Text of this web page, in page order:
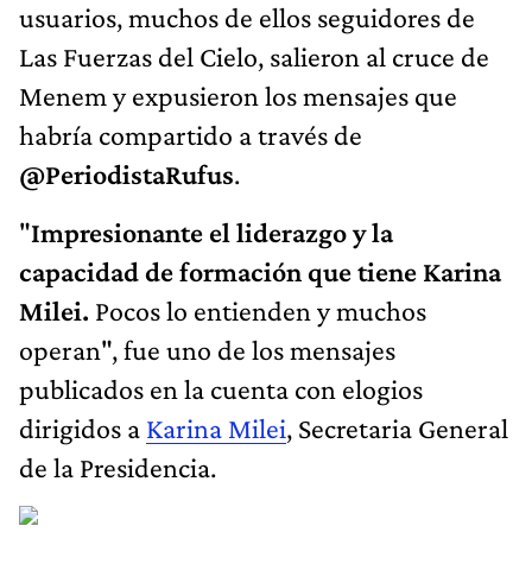
usuarios, muchos de ellos seguidores de
Las Fuerzas del Cielo, salieron al cruce de
Menem y expusieron los mensajes que
habría compartido a través de
@PeriodistaRufus.
"Impresionante el liderazgo y la
capacidad de formación que tiene Karina
Milei. Pocos lo entienden y muchos
operan", fue uno de los mensajes
publicados en la cuenta con elogios
dirigidos a Karina Milei, Secretaria General
de la Presidencia.